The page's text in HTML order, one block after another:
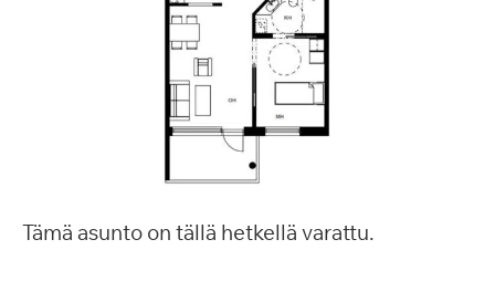
Tämä asunto on tällä hetkellä varattu.